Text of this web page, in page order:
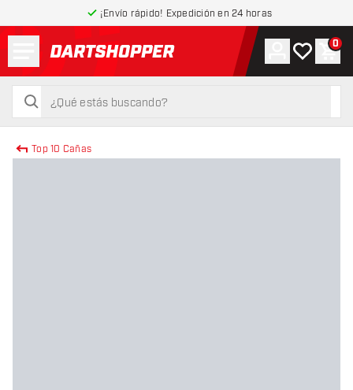
¡Envío rápido! Expedición en 24 horas
volver a la página de inicio
buscar
buscar
Cuenta
Mi lista de
0
Top 10 Cañas